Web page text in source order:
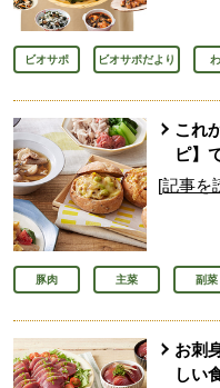
ビオサポ ビオサポだより
これ
ピ】
[記事を
豚肉 主菜 副菜
お刺
しい